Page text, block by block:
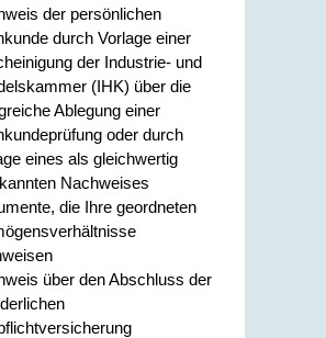
der persönlichen
durch Vorlage einer
der Industrie- und
(IHK) über die
Ablegung einer
oder durch
eines als gleichwertig
Nachweises
die Ihre geordneten
über den Abschluss der